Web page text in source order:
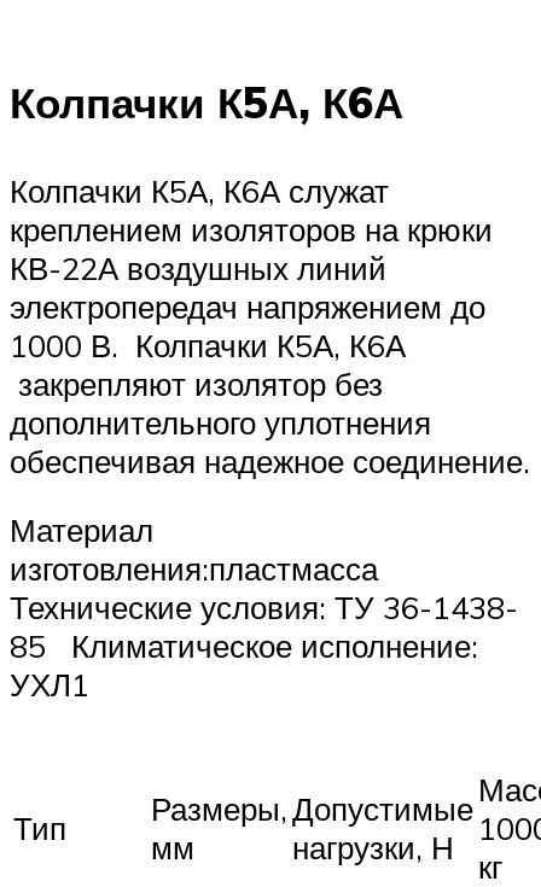
Колпачки К5А, К6А
Колпачки К5А, К6А служат
креплением изоляторов на крюки
КВ-22А воздушных линий
электропередач напряжением до
1000 В. Колпачки К5А, К6А
закрепляют изолятор без
дополнительного уплотнения
обеспечивая надежное соединение.
Материал
изготовления:пластмасса
Технические условия: ТУ 36-1438-
85 Климатическое исполнение:
УХЛ1
Тип
Размеры,
мм
Допустимые
нагрузки, Н
кг